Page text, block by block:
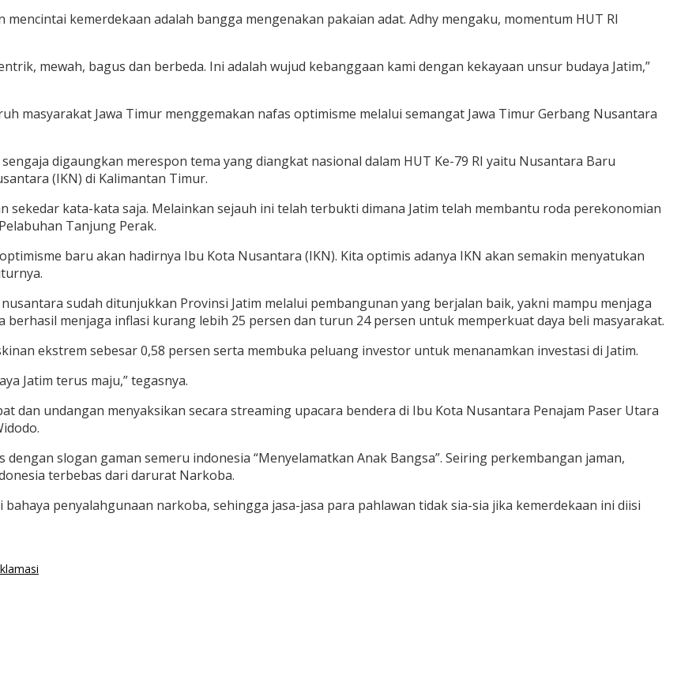
kemerdekaan adalah bangga mengenakan pakaian adat. Adhy mengaku, momentum HUT RI
mewah, bagus dan berbeda. Ini adalah wujud kebanggaan kami dengan kekayaan unsur budaya Jatim,”
masyarakat Jawa Timur menggemakan nafas optimisme melalui semangat Jawa Timur Gerbang Nusantara
digaungkan merespon tema yang diangkat nasional dalam HUT Ke-79 RI yaitu Nusantara Baru
(IKN) di Kalimantan Timur.
kata-kata saja. Melainkan sejauh ini telah terbukti dimana Jatim telah membantu roda perekonomian
Tanjung Perak.
baru akan hadirnya Ibu Kota Nusantara (IKN). Kita optimis adanya IKN akan semakin menyatukan
sudah ditunjukkan Provinsi Jatim melalui pembangunan yang berjalan baik, yakni mampu menjaga
menjaga inflasi kurang lebih 25 persen dan turun 24 persen untuk memperkuat daya beli masyarakat.
ekstrem sebesar 0,58 persen serta membuka peluang investor untuk menanamkan investasi di Jatim.
Jatim terus maju,” tegasnya.
dan undangan menyaksikan secara streaming upacara bendera di Ibu Kota Nusantara Penajam Paser Utara
slogan gaman semeru indonesia “Menyelamatkan Anak Bangsa”. Seiring perkembangan jaman,
terbebas dari darurat Narkoba.
penyalahgunaan narkoba, sehingga jasa-jasa para pahlawan tidak sia-sia jika kemerdekaan ini diisi